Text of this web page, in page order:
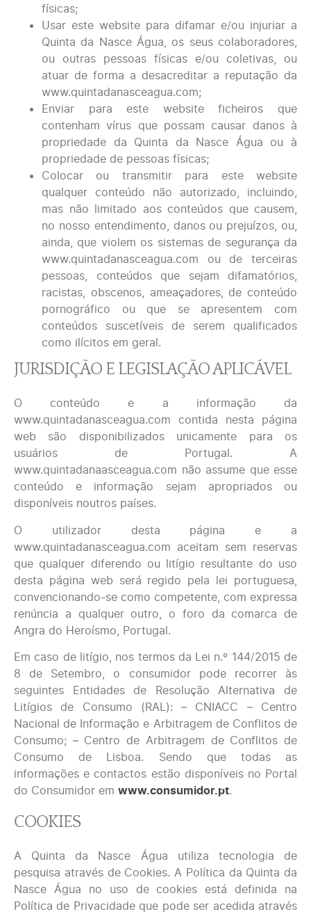
físicas;
Usar este website para difamar e/ou injuriar a
Quinta da Nasce Água, os seus colaboradores,
ou outras pessoas físicas e/ou coletivas, ou
atuar de forma a desacreditar a reputação da
www.quintadanasceagua.com;
Enviar para este website ficheiros que
contenham vírus que possam causar danos à
propriedade da Quinta da Nasce Água ou à
propriedade de pessoas físicas;
Colocar ou transmitir para este website
qualquer conteúdo não autorizado, incluindo,
mas não limitado aos conteúdos que causem,
no nosso entendimento, danos ou prejuízos, ou,
ainda, que violem os sistemas de segurança da
www.quintadanasceagua.com ou de terceiras
pessoas, conteúdos que sejam difamatórios,
racistas, obscenos, ameaçadores, de conteúdo
pornográfico ou que se apresentem com
conteúdos suscetíveis de serem qualificados
como ilícitos em geral.
JURISDIÇÃO E LEGISLAÇÃO APLICÁVEL
O conteúdo e a informação da
www.quintadanasceagua.com contida nesta página
web são disponibilizados unicamente para os
usuários de Portugal. A
www.quintadanaasceagua.com não assume que esse
conteúdo e informação sejam apropriados ou
disponíveis noutros países.
O utilizador desta página e a
www.quintadanasceagua.com aceitam sem reservas
que qualquer diferendo ou litígio resultante do uso
desta página web será regido pela lei portuguesa,
convencionando-se como competente, com expressa
renúncia a qualquer outro, o foro da comarca de
Angra do Heroísmo, Portugal.
Em caso de litígio, nos termos da Lei n.º 144/2015 de
8 de Setembro, o consumidor pode recorrer às
seguintes Entidades de Resolução Alternativa de
Litígios de Consumo (RAL): – CNIACC – Centro
Nacional de Informação e Arbitragem de Conflitos de
Consumo; – Centro de Arbitragem de Conflitos de
Consumo de Lisboa. Sendo que todas as
informações e contactos estão disponíveis no Portal
do Consumidor em www.consumidor.pt.
COOKIES
A Quinta da Nasce Água utiliza tecnologia de
pesquisa através de Cookies. A Política da Quinta da
Nasce Água no uso de cookies está definida na
Política de Privacidade que pode ser acedida através